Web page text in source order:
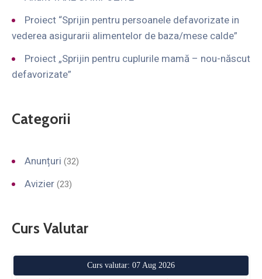
Proiect “Sprijin pentru persoanele defavorizate in
vederea asigurarii alimentelor de baza/mese calde”
Proiect „Sprijin pentru cuplurile mamă – nou-născut
defavorizate”
Categorii
Anunțuri (32)
Avizier (23)
Curs Valutar
Curs valutar: 07 Aug 2026